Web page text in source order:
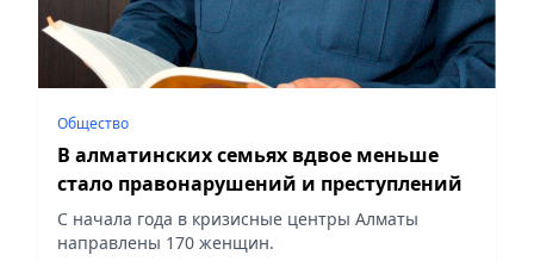
Общество
В алматинских семьях вдвое меньше
стало правонарушений и преступлений
С начала года в кризисные центры Алматы
направлены 170 женщин.